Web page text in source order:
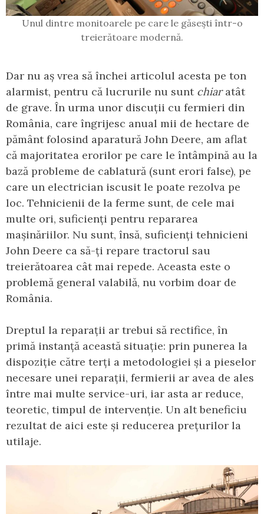
Unul dintre monitoarele pe care le găsești într-o
treierătoare modernă.
Dar nu aș vrea să închei articolul acesta pe ton
alarmist, pentru că lucrurile nu sunt chiaratât
de grave. În urma unor discuții cu fermieri din
România, care îngrijesc anual mii de hectare de
pământ folosind aparatură John Deere, am aflat
că majoritatea erorilor pe care le întâmpină au la
bază probleme de cablatură (sunt erori false), pe
care un electrician iscusit le poate rezolva pe
loc. Tehnicienii de la ferme sunt, de cele mai
multe ori, suficienți pentru repararea
mașinăriilor. Nu sunt, însă, suficienți tehnicieni
John Deere ca să-ți repare tractorul sau
treierătoarea cât mai repede. Aceasta este o
problemă general valabilă, nu vorbim doar de
România.
Dreptul la reparații ar trebui să rectifice, în
primă instanță această situație: prin punerea la
dispoziție către terți a metodologiei și a pieselor
necesare unei reparații, fermierii ar avea de ales
între mai multe service-uri, iar asta ar reduce,
teoretic, timpul de intervenție. Un alt beneficiu
rezultat de aici este și reducerea prețurilor la
utilaje.